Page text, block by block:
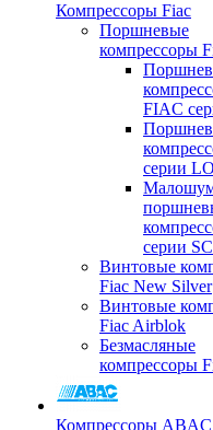
Компрессоры Fiac
Поршневые
компрессоры
FIAC
серии
серии
Винтовые
Fiac New Silver
Винтовые
Fiac Airblok
Безмасляные
компрессоры
Компрессоры ABAC